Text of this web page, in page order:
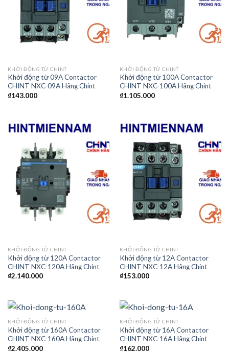
KHỞI ĐỘNG TỪ CHINT
Khởi động từ 09A Contactor
CHINT NXC-09A Hãng Chint
₫143.000
KHỞI ĐỘNG TỪ CHINT
Khởi động từ 100A Contactor
CHINT NXC-100A Hãng Chint
₫1.105.000
KHỞI ĐỘNG TỪ CHINT
Khởi động từ 120A Contactor
CHINT NXC-120A Hãng Chint
₫2.140.000
KHỞI ĐỘNG TỪ CHINT
Khởi động từ 12A Contactor
CHINT NXC-12A Hãng Chint
₫153.000
KHỞI ĐỘNG TỪ CHINT
Khởi động từ 160A Contactor
CHINT NXC-160A Hãng Chint
₫2.405.000
KHỞI ĐỘNG TỪ CHINT
Khởi động từ 16A Contactor
CHINT NXC-16A Hãng Chint
₫162.000